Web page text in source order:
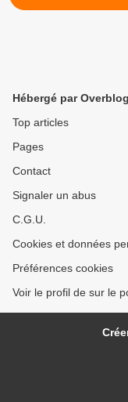
Hébergé par Overblog
Top articles
Pages
Contact
Signaler un abus
C.G.U.
Cookies et données
Préférences cookies
Voir le profil de sur le